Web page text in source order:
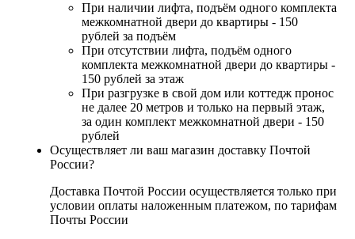
При наличии лифта, подъём одного комплекта
межкомнатной двери до квартиры - 150
рублей за подъём
При отсутствии лифта, подъём одного
комплекта межкомнатной двери до квартиры -
150 рублей за этаж
При разгрузке в свой дом или коттедж пронос
не далее 20 метров и только на первый этаж,
за один комплект межкомнатной двери - 150
рублей
Осуществляет ли ваш магазин доставку Почтой
России?
Доставка Почтой России осуществляется только при
условии оплаты наложенным платежом, по тарифам
Почты России